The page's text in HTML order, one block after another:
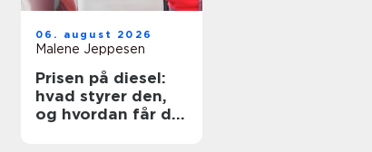
06. august 2026
Malene Jeppesen
Prisen på diesel:
hvad styrer den,
og hvordan får du